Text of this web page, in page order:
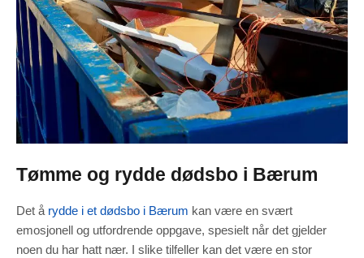
Tømme og rydde dødsbo i Bærum
Det å rydde i et dødsbo i Bærum kan være en svært
emosjonell og utfordrende oppgave, spesielt når det gjelder
noen du har hatt nær. I slike tilfeller kan det være en stor